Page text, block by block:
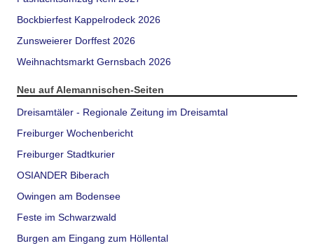
Bockbierfest Kappelrodeck 2026
Zunsweierer Dorffest 2026
Weihnachtsmarkt Gernsbach 2026
Neu auf Alemannischen-Seiten
Dreisamtäler - Regionale Zeitung im Dreisamtal
Freiburger Wochenbericht
Freiburger Stadtkurier
OSIANDER Biberach
Owingen am Bodensee
Feste im Schwarzwald
Burgen am Eingang zum Höllental